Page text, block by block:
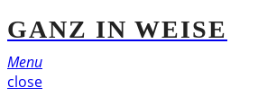
GANZ IN WEISE
Menu
close